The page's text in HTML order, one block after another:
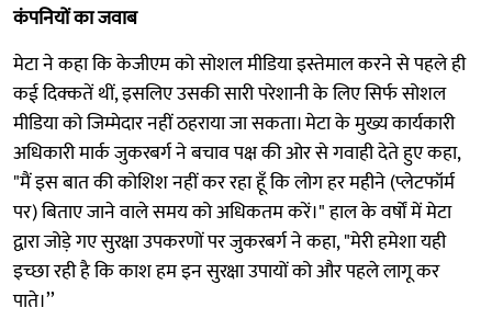
कंपनियों का जवाब
मेटा ने कहा कि केजीएम को सोशल मीडिया इस्तेमाल करने से पहले ही
कई दिक्कतें थीं, इसलिए उसकी सारी परेशानी के लिए सिर्फ सोशल
मीडिया को जिम्मेदार नहीं ठहराया जा सकता। मेटा के मुख्य कार्यकारी
अधिकारी मार्क जुकरबर्ग ने बचाव पक्ष की ओर से गवाही देते हुए कहा,
"मैं इस बात की कोशिश नहीं कर रहा हूँ कि लोग हर महीने (प्लेटफॉर्म
पर) बिताए जाने वाले समय को अधिकतम करें।" हाल के वर्षों में मेटा
द्वारा जोड़े गए सुरक्षा उपकरणों पर जुकरबर्ग ने कहा, "मेरी हमेशा यही
इच्छा रही है कि काश हम इन सुरक्षा उपायों को और पहले लागू कर
पाते।’’